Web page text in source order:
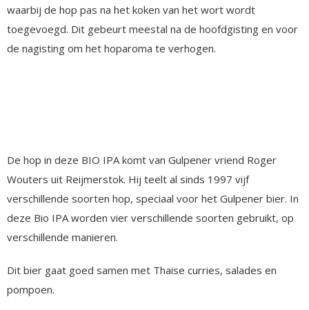
waarbij de hop pas na het koken van het wort wordt
toegevoegd. Dit gebeurt meestal na de hoofdgisting en voor
de nagisting om het hoparoma te verhogen.
De hop in deze BIO IPA komt van Gulpener vriend Roger
Wouters uit Reijmerstok. Hij teelt al sinds 1997 vijf
verschillende soorten hop, speciaal voor het Gulpener bier. In
deze Bio IPA worden vier verschillende soorten gebruikt, op
verschillende manieren.
Dit bier gaat goed samen met Thaise curries, salades en
pompoen.